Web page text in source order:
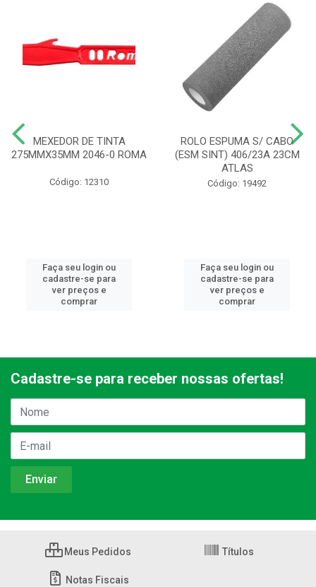
MEXEDOR DE TINTA
275MMX35MM 2046-0 ROMA
Código: 12310
Faça seu login ou
cadastre-se para
ver preços e
comprar
ROLO ESPUMA S/ CABO
(ESM SINT) 406/23A 23CM
ATLAS
Código: 19492
Faça seu login ou
cadastre-se para
ver preços e
comprar
Cadastre-se para receber nossas ofertas!
Meus Pedidos Títulos
Notas Fiscais